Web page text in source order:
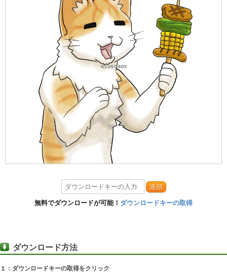
送信
無料でダウンロードが可能！ ダウンロードキーの取得
ダウンロード方法
１：ダウンロードキーの取得をクリック